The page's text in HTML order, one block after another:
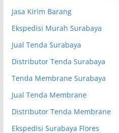
Jasa Kirim Barang
Ekspedisi Murah Surabaya
Jual Tenda Surabaya
Distributor Tenda Surabaya
Tenda Membrane Surabaya
Jual Tenda Membrane
Distributor Tenda Membrane
Ekspedisi Surabaya Flores